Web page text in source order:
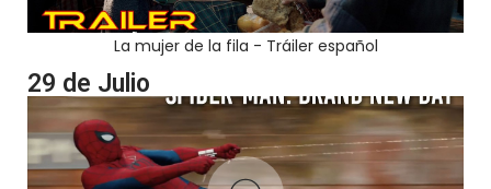
La mujer de la fila - Tráiler español
29 de Julio